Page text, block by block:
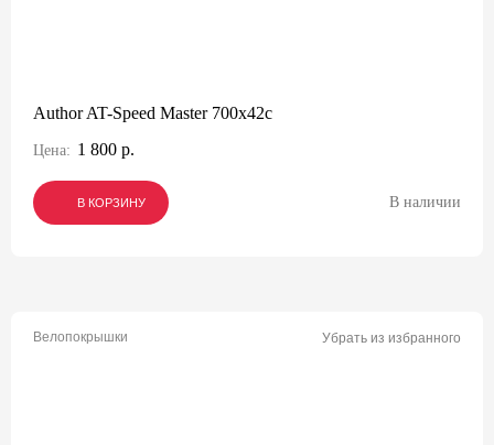
Author AT-Speed Master 700x42c
Цена: 1 800 р.
В КОРЗИНУ
В КОРЗИНУ
В КОРЗИНУ В наличии
Велопокрышки Убрать из избранного